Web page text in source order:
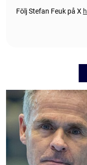
Följ Stefan Feuk på X